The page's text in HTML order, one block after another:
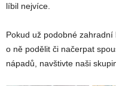
líbil nejvíce.
Pokud už podobné
o ně podělit či načerpat
nápadů, navštivte naši